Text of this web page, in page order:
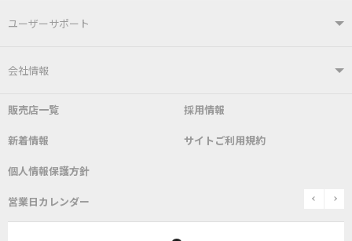
製品情報TOP
はんだ付けシステム
こて先 自動はんだ送り装置
表面実装/SMT関連
ユーザーサポート
ユーザーサポートTOP
よくあるご質問 デモ機貸し出しサービス
SDS(MSDS)製品
取扱説明書
会社情報
会社概要 社長あいさつ
グットのあゆみ
販売店一覧 採用情報
新着情報 サイトご利用規約
個人情報保護方針
営業日カレンダー prev